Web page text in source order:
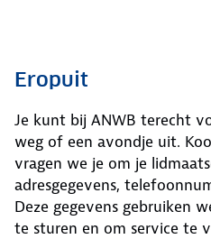
Eropuit
Je kunt bij ANWB terecht
weg of een avondje uit.
vragen we je om je
adresgegevens,
Deze gegevens gebruiken
te sturen en om service te